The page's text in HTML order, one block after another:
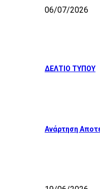
06/07/2026
ΔΕΛΤΙΟ ΤΥΠΟΥ
Ανάρτηση